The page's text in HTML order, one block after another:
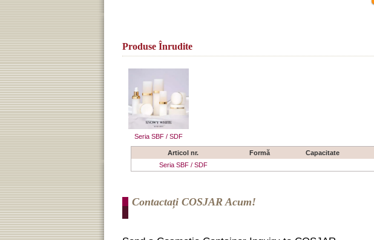
Produse Înrudite
Seria SBF / SDF
Articol nr. Formă Capacitate
Seria SBF / SDF
Contactați COSJAR Acum!